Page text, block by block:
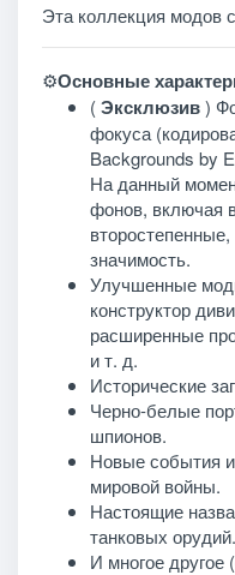
Эта коллекция модов
⚙️Основные
(Эксклюзив)
фокуса
Backgrounds by
На данный
фонов, включая
значимость.
Улучшенные
конструктор
расширенные
и т. д.
Исторические
Черно-белые
шпионов.
Новые события
мировой войны.
Настоящие
танковых орудий.
И многое другое